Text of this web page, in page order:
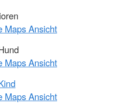
Maps Ansicht
Maps Ansicht
Maps Ansicht